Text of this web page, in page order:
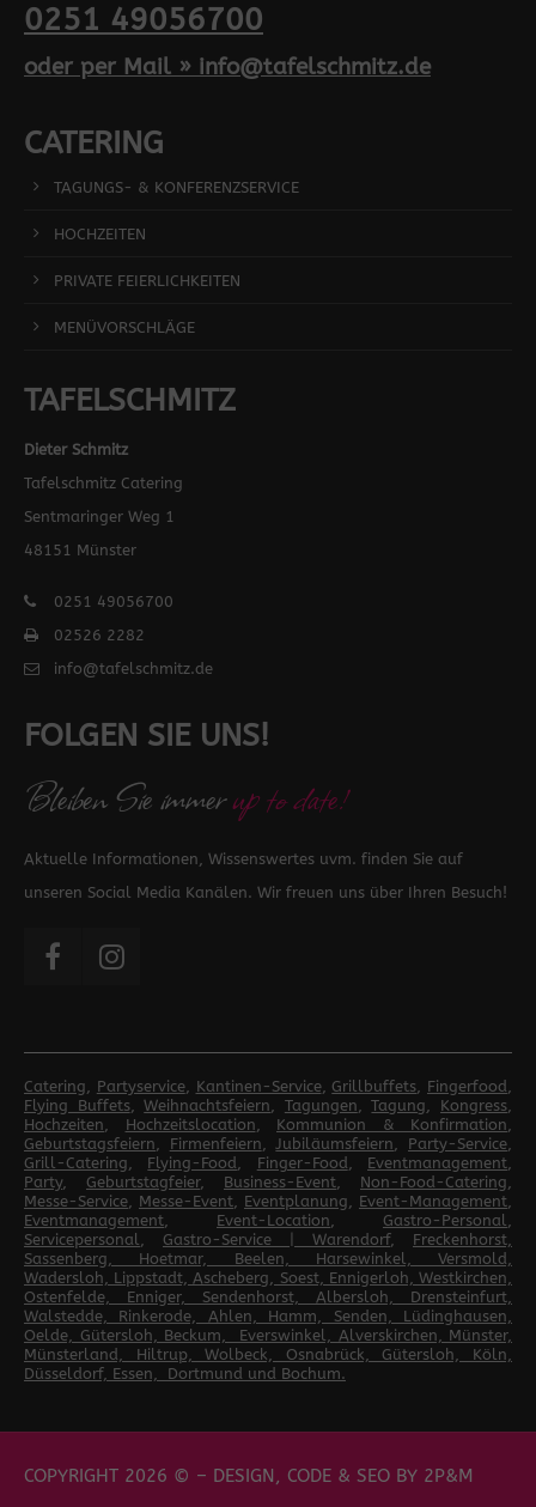
0251 49056700
oder per Mail » info@tafelschmitz.de
CATERING
TAGUNGS- & KONFERENZSERVICE
HOCHZEITEN
PRIVATE FEIERLICHKEITEN
MENÜVORSCHLÄGE
TAFELSCHMITZ
Dieter Schmitz
Tafelschmitz Catering
Sentmaringer Weg 1
48151 Münster
0251 49056700
02526 2282
info@tafelschmitz.de
FOLGEN SIE UNS!
Bleiben Sie immerup to date!
Aktuelle Informationen, Wissenswertes uvm. finden Sie auf
unseren Social Media Kanälen. Wir freuen uns über Ihren Besuch!
Catering, Partyservice, Kantinen-Service, Grillbuffets, Fingerfood ,
Flying Buffets,Weihnachtsfeiern, Tagungen,Tagung, Kongress,
Hochzeiten, Hochzeitslocation, Kommunion & Konfirmation,
Geburtstagsfeiern, Firmenfeiern,Jubiläumsfeiern, Party-Service,
Grill-Catering, Flying-Food , Finger-Food , Eventmanagement,
Party, Geburtstagfeier, Business-Event, Non-Food-Catering,
Messe-Service, Messe-Event, Eventplanung, Event-Management,
Eventmanagement, Event-Location, Gastro-Personal,
Servicepersonal, Gastro-Service | Warendorf, Freckenhorst,
Sassenberg, Hoetmar, Beelen, Harsewinkel, Versmold,
Wadersloh, Lippstadt, Ascheberg, Soest, Ennigerloh, Westkirchen,
Ostenfelde, Enniger, Sendenhorst, Albersloh, Drensteinfurt,
Walstedde, Rinkerode, Ahlen, Hamm, Senden, Lüdinghausen,
Oelde, Gütersloh, Beckum, Everswinkel, Alverskirchen, Münster,
Münsterland, Hiltrup, Wolbeck, Osnabrück, Gütersloh, Köln,
Düsseldorf, Essen, Dortmund und Bochum.
COPYRIGHT 2026 © – DESIGN, CODE & SEO BY 2P&M